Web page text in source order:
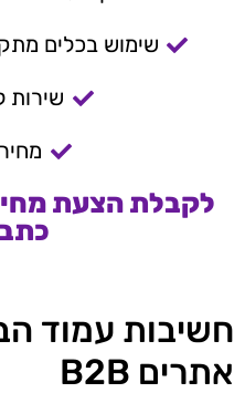
שימוש בכלים
שירות
לקבלת הצעת
חשיבות עמוד
אתרים B2B